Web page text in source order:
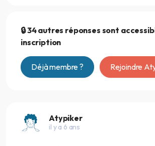
🔒 34 autres réponses sont
inscription
Déjà membre ? Rejoindre
Atypiker
il y a 6 ans